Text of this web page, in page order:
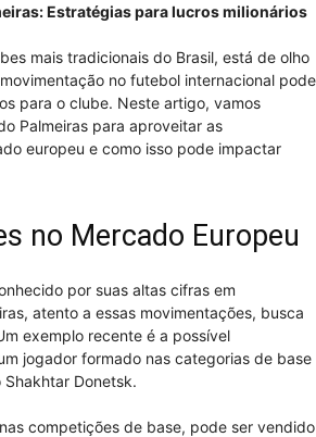
Estratégias para lucros milionários
mais tradicionais do Brasil, está de olho
no futebol internacional pode
para o clube. Neste artigo, vamos
Palmeiras para aproveitar as
europeu e como isso pode impactar
no Mercado Europeu
por suas altas cifras em
atento a essas movimentações, busca
exemplo recente é a possível
jogador formado nas categorias de base
Donetsk.
competições de base, pode ser vendido